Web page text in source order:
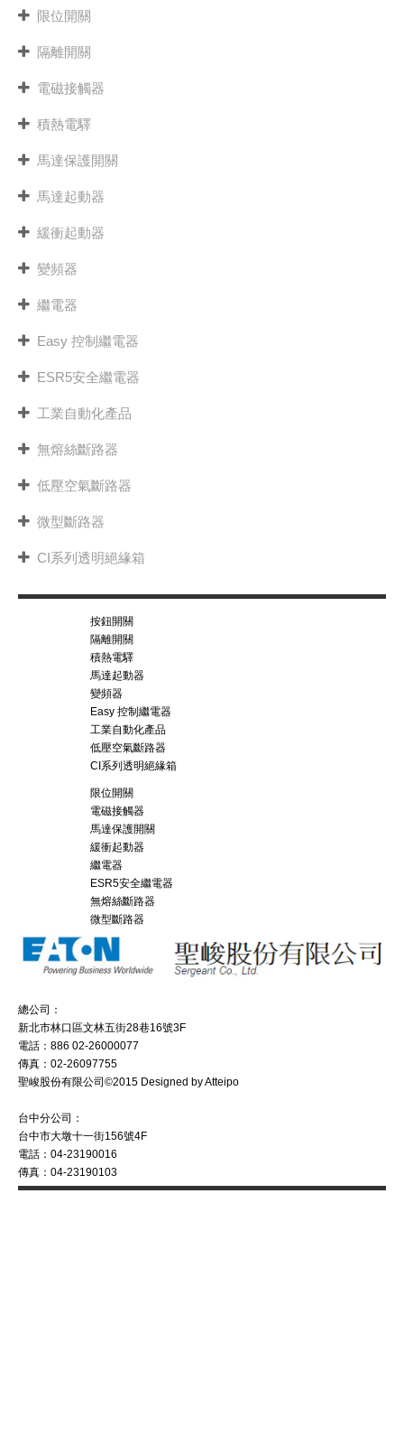
限位開關
隔離開關
電磁接觸器
積熱電驛
馬達保護開關
馬達起動器
緩衝起動器
變頻器
繼電器
Easy 控制繼電器
ESR5安全繼電器
工業自動化產品
無熔絲斷路器
低壓空氣斷路器
微型斷路器
CI系列透明絕緣箱
按鈕開關
隔離開關
積熱電驛
馬達起動器
變頻器
Easy 控制繼電器
工業自動化產品
低壓空氣斷路器
CI系列透明絕緣箱
限位開關
電磁接觸器
馬達保護開關
緩衝起動器
繼電器
ESR5安全繼電器
無熔絲斷路器
微型斷路器
總公司：
新北市林口區文林五街28巷16號3F
電話：886 02-26000077
傳真：02-26097755
聖峻股份有限公司©2015 Designed by Atteipo
台中分公司：
台中市大墩十一街156號4F
電話：04-23190016
傳真：04-23190103